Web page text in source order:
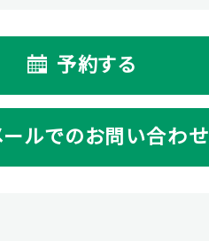
予約する
ールでのお問い合わせ